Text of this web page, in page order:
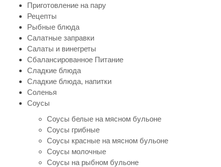
Приготовление на пару
Рецепты
Рыбные блюда
Салатные заправки
Салаты и винегреты
Сбалансированное Питание
Сладкие блюда
Сладкие блюда, напитки
Соленья
Соусы
Соусы белые на мясном бульоне
Соусы грибные
Соусы красные на мясном бульоне
Соусы молочные
Соусы на рыбном бульоне